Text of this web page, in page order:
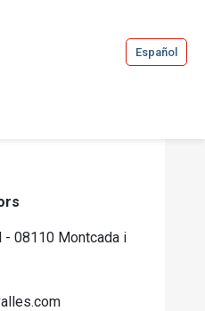
Español
- 08110 Montcada i